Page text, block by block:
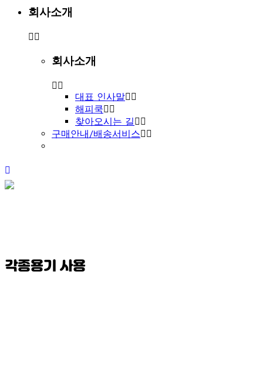
회사소개
회사소개
대표 인사말
해피쿡
찾아오시는 길
구매안내/배송서비스
각종용기 사용